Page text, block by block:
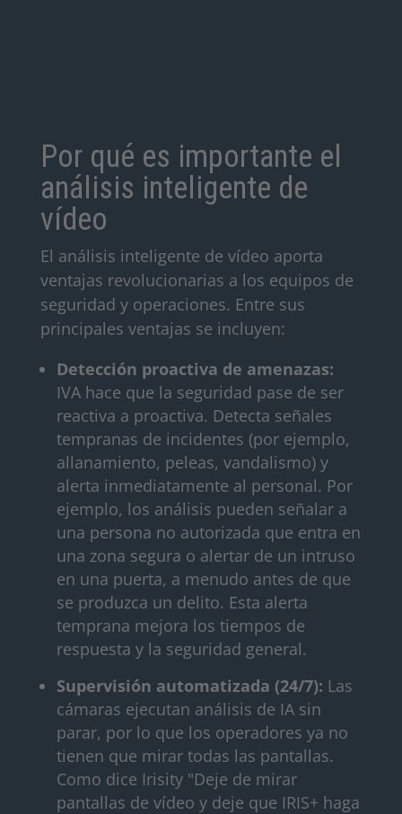
Por qué es importante el
análisis inteligente de
vídeo
El análisis inteligente de vídeo aporta
ventajas revolucionarias a los equipos de
seguridad y operaciones. Entre sus
principales ventajas se incluyen:
Detección proactiva de amenazas:
IVA hace que la seguridad pase de ser
reactiva a proactiva. Detecta señales
tempranas de incidentes (por ejemplo,
allanamiento, peleas, vandalismo) y
alerta inmediatamente al personal. Por
ejemplo, los análisis pueden señalar a
una persona no autorizada que entra en
una zona segura o alertar de un intruso
en una puerta, a menudo antes de que
se produzca un delito. Esta alerta
temprana mejora los tiempos de
respuesta y la seguridad general.
Supervisión automatizada (24/7): Las
cámaras ejecutan análisis de IA sin
parar, por lo que los operadores ya no
tienen que mirar todas las pantallas.
Como dice Irisity "Deje de mirar
pantallas de vídeo y deje que IRIS+ haga